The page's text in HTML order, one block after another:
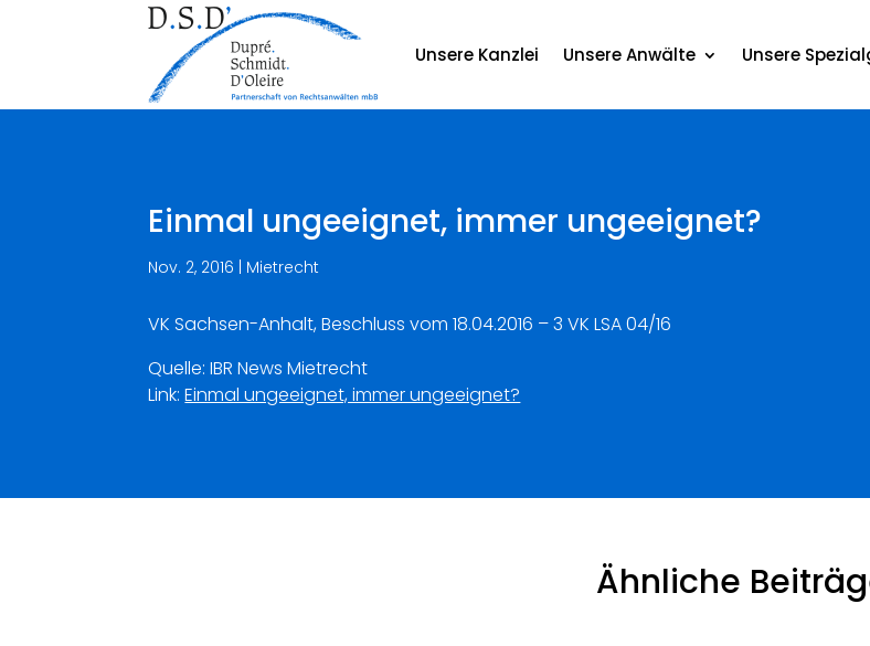
Unsere Kanzlei Unsere Anwälte Unsere
Einmal ungeeignet, immer ungeeignet?
Nov. 2, 2016 | Mietrecht
VK Sachsen-Anhalt, Beschluss vom 18.04.2016 – 3 VK LSA 04/16
Quelle: IBR News Mietrecht
Link:Einmal ungeeignet, immer ungeeignet?
Ähnliche